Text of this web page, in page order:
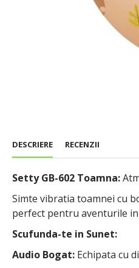
DESCRIERE RECENZII
Setty GB-602 Toamna:
Simte vibratia toamnei cu
perfect pentru aventurile
Scufunda-te in Sunet:
Audio Bogat: Echipata cu